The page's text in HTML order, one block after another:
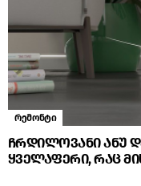
რემონტი
ჩრდილოვანი ანუ
ყველაფერი, რაც